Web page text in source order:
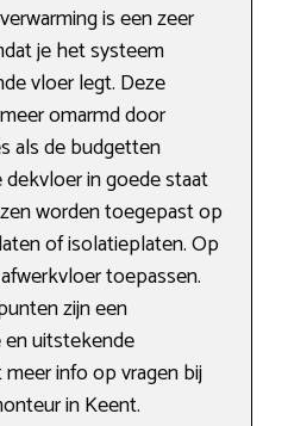
is een zeer
je het systeem
vloer legt. Deze
omarmd door
als de budgetten
in goede staat
worden toegepast op
of isolatieplaten. Op
toepassen.
zijn een
uitstekende
info op vragen bij
in Keent.